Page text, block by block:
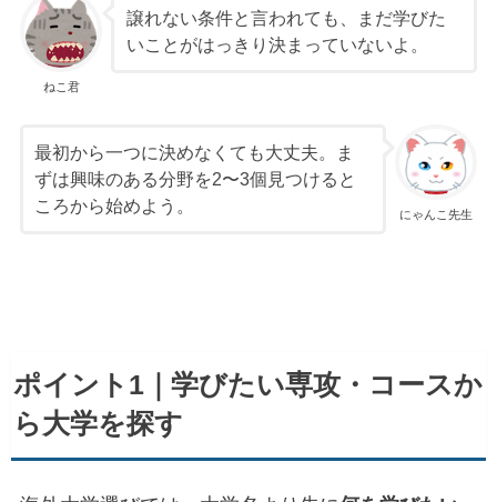
ねこ君
譲れない条件と言われても、まだ学びた
いことがはっきり決まっていないよ。
にゃんこ先生
最初から一つに決めなくても大丈夫。ま
ずは興味のある分野を2〜3個見つけると
ころから始めよう。
ポイント1｜学びたい専攻・コースか
ら大学を探す